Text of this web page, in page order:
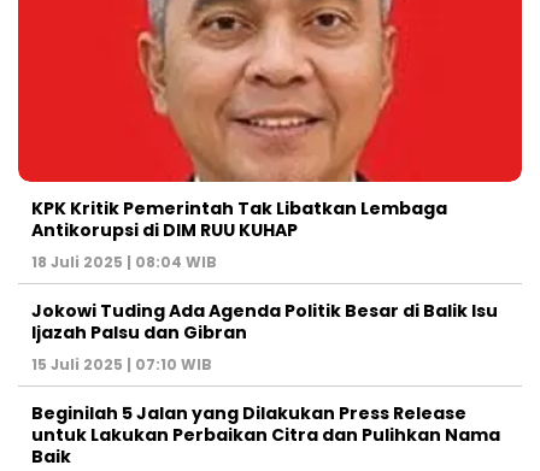
KPK Kritik Pemerintah Tak Libatkan Lembaga
Antikorupsi di DIM RUU KUHAP
18 Juli 2025 | 08:04 WIB
Jokowi Tuding Ada Agenda Politik Besar di Balik Isu
Ijazah Palsu dan Gibran
15 Juli 2025 | 07:10 WIB
Beginilah 5 Jalan yang Dilakukan Press Release
untuk Lakukan Perbaikan Citra dan Pulihkan Nama
Baik